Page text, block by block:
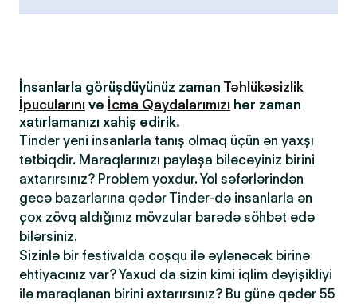
İnsanlarla görüşdüyünüz zaman Təhlükəsizlik
İpucularını və İcma Qaydalarımızı hər zaman
xatırlamanızı xahiş edirik.
Tinder yeni insanlarla tanış olmaq üçün ən yaxşı
tətbiqdir. Maraqlarınızı paylaşa biləcəyiniz birini
axtarırsınız? Problem yoxdur. Yol səfərlərindən
gecə bazarlarına qədər Tinder-də insanlarla ən
çox zövq aldığınız mövzular barədə söhbət edə
bilərsiniz.
Sizinlə bir festivalda coşqu ilə əylənəcək birinə
ehtiyacınız var? Yaxud da sizin kimi iqlim dəyişikliyi
ilə maraqlanan birini axtarırsınız? Bu günə qədər 55